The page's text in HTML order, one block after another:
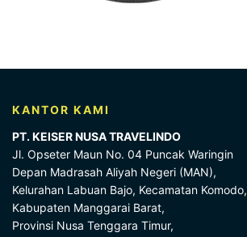
KANTOR KAMI
PT. KEISER NUSA TRAVELINDO
Jl. Opseter Maun No. 04 Puncak Waringin
Depan Madrasah Aliyah Negeri (MAN),
Kelurahan Labuan Bajo, Kecamatan Komodo,
Kabupaten Manggarai Barat,
Provinsi Nusa Tenggara Timur,